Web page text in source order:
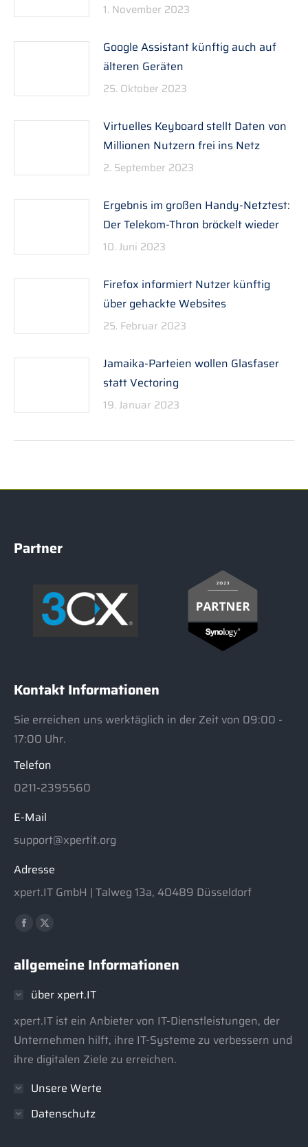
1. November 2023
Google Assistant künftig auch auf
älteren Geräten
25. Oktober 2023
Virtuelles Keyboard stellt Daten von
Millionen Nutzern frei ins Netz
2. September 2023
Ergebnis im großen Handy-Netztest:
Der Telekom-Thron bröckelt wieder
10. Juni 2023
Firefox informiert Nutzer künftig
über gehackte Websites
25. Februar 2023
Jamaika-Parteien wollen Glasfaser
statt Vectoring
19. Januar 2023
Partner
Kontakt Informationen
Sie erreichen uns werktäglich in der Zeit von 09:00 -
17:00 Uhr.
Telefon
0211-2395560
E-Mail
support@xpertit.org
Adresse
xpert.IT GmbH | Talweg 13a, 40489 Düsseldorf
Finden Sie uns auf:
Facebook
opens
new
window
X
opens
new
window
allgemeine Informationen
über xpert.IT
xpert.IT ist ein Anbieter von IT-Dienstleistungen, der
Unternehmen hilft, ihre IT-Systeme zu verbessern und
ihre digitalen Ziele zu erreichen.
Unsere Werte
Datenschutz